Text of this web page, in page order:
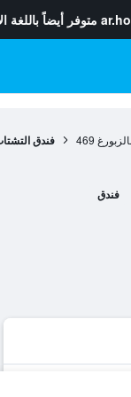
متوفر أيضاً باللغة
469 فندق
فندق